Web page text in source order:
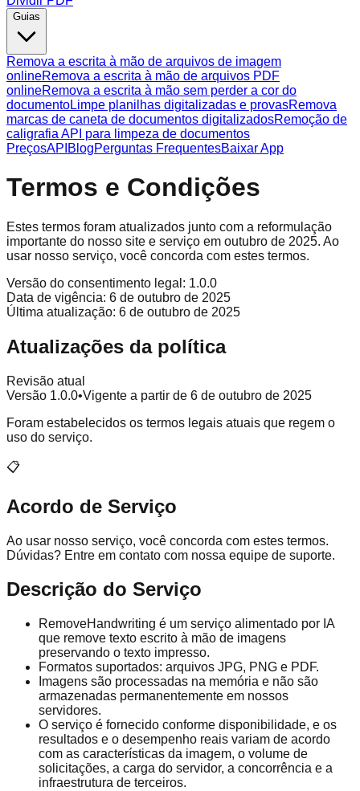
Guias
Remova a escrita à mão de arquivos de imagem
onlineRemova a escrita à mão de arquivos PDF
onlineRemova a escrita à mão sem perder a cor do
documentoLimpe planilhas digitalizadas e provasRemova
marcas de caneta de documentos digitalizadosRemoção de
caligrafia API para limpeza de documentos
PreçosAPI BlogPerguntas FrequentesBaixar App
Termos e Condições
Estes termos foram atualizados junto com a reformulação
importante do nosso site e serviço em outubro de 2025. Ao
usar nosso serviço, você concorda com estes termos.
Versão do consentimento legal: 1.0.0
Data de vigência: 6 de outubro de 2025
Última atualização: 6 de outubro de 2025
Atualizações da política
Revisão atual
Versão 1.0.0•Vigente a partir de 6 de outubro de 2025
Foram estabelecidos os termos legais atuais que regem o
uso do serviço.
📋
Acordo de Serviço
Ao usar nosso serviço, você concorda com estes termos.
Dúvidas? Entre em contato com nossa equipe de suporte.
Descrição do Serviço
RemoveHandwriting é um serviço alimentado por IA
que remove texto escrito à mão de imagens
preservando o texto impresso.
Formatos suportados: arquivos JPG, PNG e PDF.
Imagens são processadas na memória e não são
armazenadas permanentemente em nossos
servidores.
O serviço é fornecido conforme disponibilidade, e os
resultados e o desempenho reais variam de acordo
com as características da imagem, o volume de
solicitações, a carga do servidor, a concorrência e a
infraestrutura de terceiros.